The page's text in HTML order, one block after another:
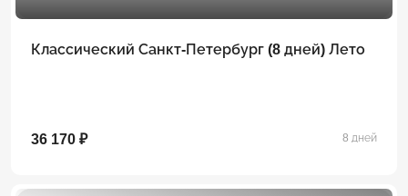
Классический Санкт-Петербург (8 дней) Лето
36 170 ₽ 8 дней